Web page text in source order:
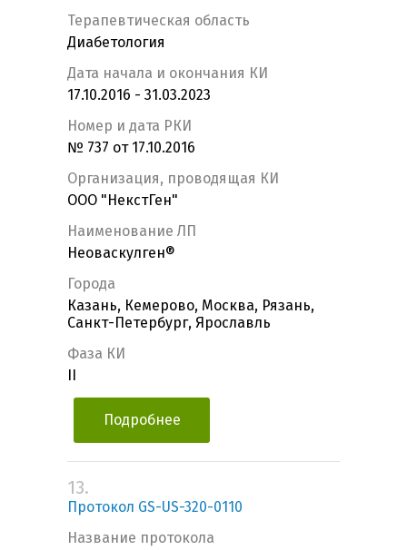
Терапевтическая область
Диабетология
Дата начала и окончания КИ
17.10.2016 - 31.03.2023
Номер и дата РКИ
№ 737 от 17.10.2016
Организация, проводящая КИ
ООО "НекстГен"
Наименование ЛП
Неоваскулген®
Города
Казань, Кемерово, Москва, Рязань,
Санкт-Петербург, Ярославль
Фаза КИ
Подробнее
13.
Протокол GS-US-320-0110
Название протокола